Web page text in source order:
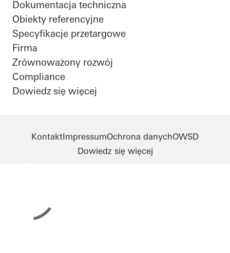
Dokumentacja techniczna
Obiekty referencyjne
Specyfikacje przetargowe
Firma
Zrównoważony rozwój
Compliance
Dowiedz się więcej
KontaktImpressumOchrona danychOWSD
Dowiedz się więcej